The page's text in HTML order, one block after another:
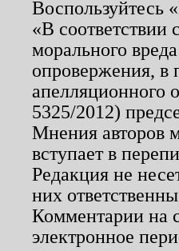
Воспользуйтесь
«В
морального
опровержения, в
апелляционного
5325/2012)
Мнения авторов
вступает в
Редакция не
них
Комментарии на
электронное